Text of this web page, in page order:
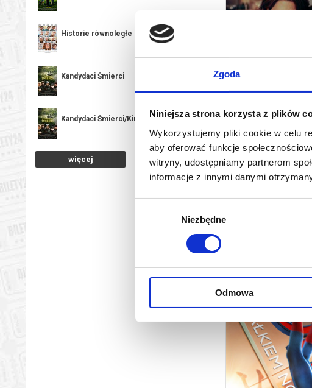
Zgoda
Niniejsza strona korzysta z plików
Wykorzystujemy pliki cookie w celu
aby oferować funkcje
witryny, udostępniamy partnerom
informacje z innymi danymi
Niezbędne
Odmowa
Historie równoległe
Kandydaci Śmierci
Kandydaci Śmierci/Kino Cafe
Kino Konesera: Gorzkie święta
więcej
18:00
SPIDER-